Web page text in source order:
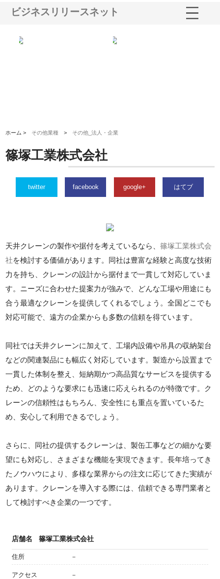
ビジネスリリースネット
ホーム > その他業種 > その他_法人・企業
篠塚工業株式会社
twitter facebook google+ はてブ
天井クレーンの製作や据付を考えているなら、篠塚工業株式会
社を検討する価値があります。同社は豊富な経験と高度な技術
力を持ち、クレーンの設計から据付まで一貫して対応していま
す。ニーズに合わせた提案力が強みで、どんな工場や用途にも
合う最適なクレーンを提供してくれるでしょう。全国どこでも
対応可能で、遠方の企業からも多数の信頼を得ています。
同社では天井クレーンに加えて、工場内設備や吊具の収納架台
などの関連製品にも幅広く対応しています。製造から設置まで
一貫した体制を整え、短納期かつ高品質なサービスを提供する
ため、どのような要求にも迅速に応えられるのが特徴です。ク
レーンの信頼性はもちろん、安全性にも重点を置いているた
め、安心して利用できるでしょう。
さらに、同社の提供するクレーンは、製缶工事などの細かな要
望にも対応し、さまざまな機能を実現できます。長年培ってき
たノウハウにより、多様な業界からの注文に応じてきた実績が
あります。クレーンを導入する際には、信頼できる専門業者と
して検討すべき企業の一つです。
店舗名 篠塚工業株式会社
住所 －
アクセス －